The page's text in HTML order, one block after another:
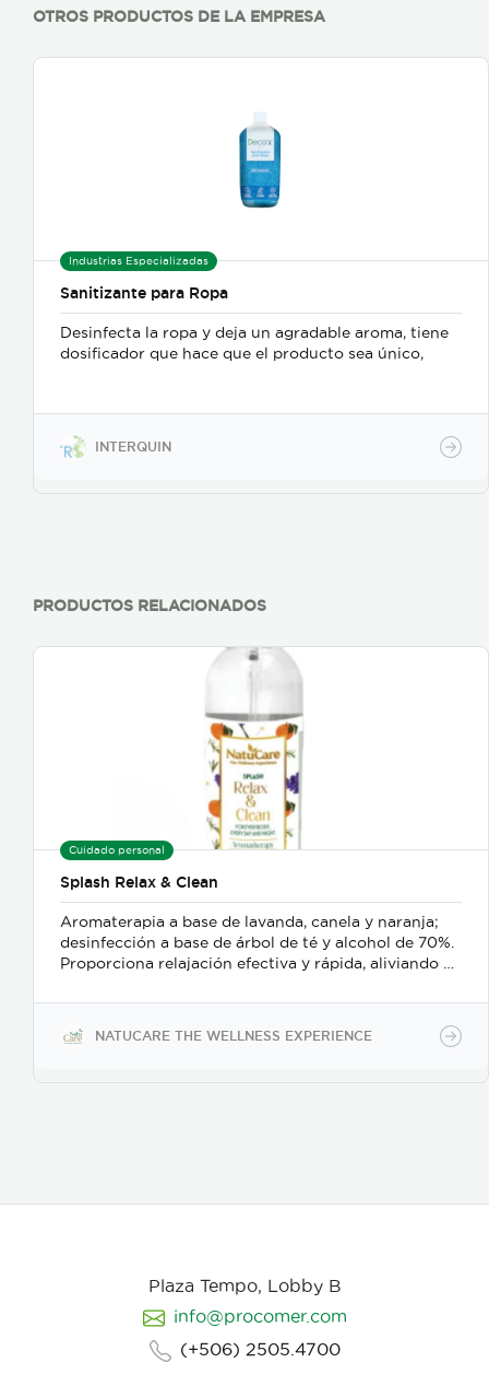
OTROS PRODUCTOS DE LA EMPRESA
Industrias Especializadas
Sanitizante para Ropa
Desinfecta la ropa y deja un agradable aroma, tiene
dosificador que hace que el producto sea único,
INTERQUIN
PRODUCTOS RELACIONADOS
Cuidado personal
Splash Relax & Clean
Aromaterapia a base de lavanda, canela y naranja;
desinfección a base de árbol de té y alcohol de 70%.
Proporciona relajación efectiva y rápida, aliviando el
desinfectante para manos o superficies.
NATUCARE THE WELLNESS EXPERIENCE
Plaza Tempo, Lobby B
info@procomer.com
(+506) 2505.4700